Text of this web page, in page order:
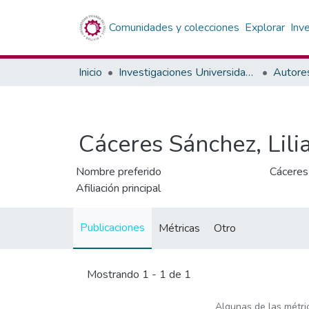
Comunidades y colecciones Explorar
Inicio Investigaciones Universidad Privada del Valle
Cáceres Sánchez,
Nombre preferido
Afiliación principal
Publicaciones Métricas Otro
Mostrando 1 - 1 de 1